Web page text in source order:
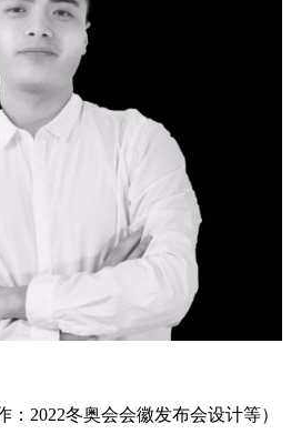
2022冬奥会会徽发布会设计等）